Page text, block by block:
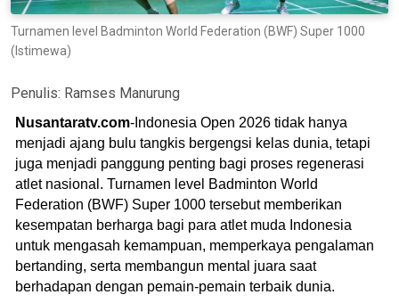
Turnamen level Badminton World Federation (BWF) Super 1000
(Istimewa)
Penulis: Ramses Manurung
Nusantaratv.com-Indonesia Open 2026 tidak hanya
menjadi ajang bulu tangkis bergengsi kelas dunia, tetapi
juga menjadi panggung penting bagi proses regenerasi
atlet nasional. Turnamen level Badminton World
Federation (BWF) Super 1000 tersebut memberikan
kesempatan berharga bagi para atlet muda Indonesia
untuk mengasah kemampuan, memperkaya pengalaman
bertanding, serta membangun mental juara saat
berhadapan dengan pemain-pemain terbaik dunia.